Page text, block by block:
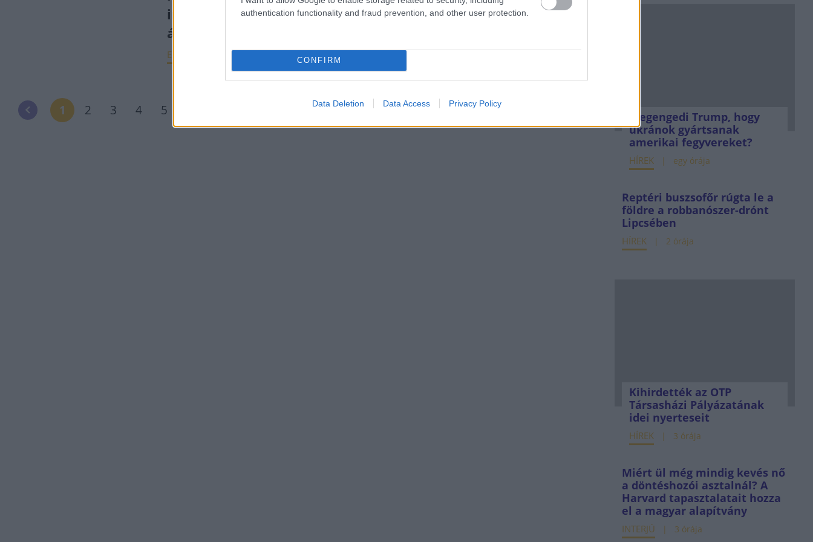
authentication functionality and fraud prevention, and other user protection.
CONFIRM
Data Deletion Data Access Privacy Policy
inflációkövető
állampapírok?
ELEMZÉSEK
áremelkedés!
1 2 3 4 5
Megengedi Trump, hogy
ukránok gyártsanak
amerikai fegyvereket?
HÍREK egy órája
Reptéri buszsofőr rúgta le a
földre a robbanószer-drónt
Lipcsében
HÍREK 2 órája
Kihirdették az OTP
Társasházi Pályázatának
idei nyerteseit
HÍREK 3 órája
Miért ül még mindig kevés nő
a döntéshozói asztalnál? A
Harvard tapasztalatait hozza
el a magyar alapítvány
INTERJÚ 3 órája